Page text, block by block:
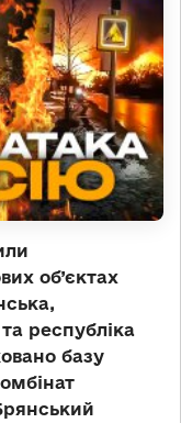
об’єктах
республіка
базу